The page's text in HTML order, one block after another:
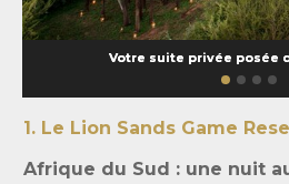
Votre suite privée posée
1. Le Lion Sands Game
Afrique du Sud : une nuit